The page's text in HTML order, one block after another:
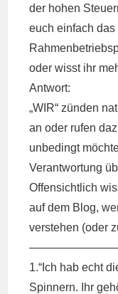
der hohen
euch einfach
oder wisst ihr
Antwort:
„WIR“ zünden
an oder rufen
unbedingt
Verantwortung
Offensichtlich
auf dem Blog,
verstehen (oder
1.“Ich hab echt
Spinnern. Ihr